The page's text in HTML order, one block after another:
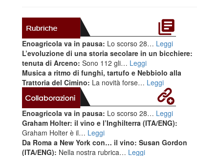
Enoagricola va in pausa: Lo scorso 28… Leggi
L’evoluzione di una storia secolare in un bicchiere:
tenuta di Arceno: Sono 112 gli… Leggi
Musica a ritmo di funghi, tartufo e Nebbiolo alla
Trattoria del Cimino: La novità forse… Leggi
Enoagricola va in pausa: Lo scorso 28… Leggi
Graham Holter: il vino e l’Inghilterra (ITA/ENG):
Graham Holter è il… Leggi
Da Roma a New York con… il vino: Susan Gordon
(ITA/ENG): Nella nostra rubrica… Leggi